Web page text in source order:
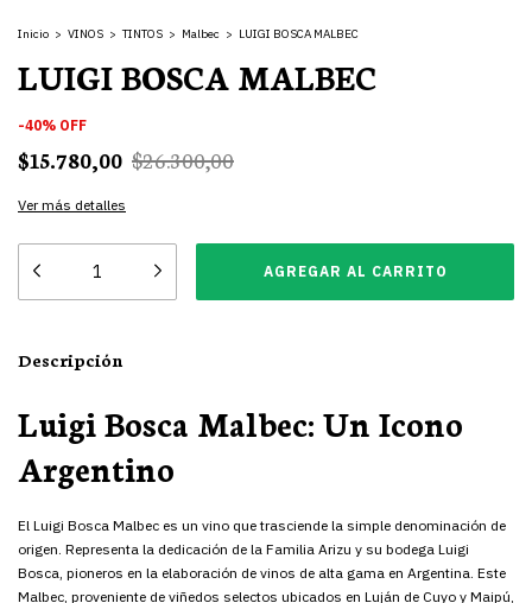
Inicio > VINOS > TINTOS > Malbec > LUIGI BOSCA MALBEC
LUIGI BOSCA MALBEC
-40% OFF
$15.780,00 $26.300,00
Ver más detalles
Descripción
Luigi Bosca Malbec: Un Icono
Argentino
El Luigi Bosca Malbec es un vino que trasciende la simple denominación de
origen. Representa la dedicación de la Familia Arizu y su bodega Luigi
Bosca, pioneros en la elaboración de vinos de alta gama en Argentina. Este
Malbec, proveniente de viñedos selectos ubicados en Luján de Cuyo y Maipú,